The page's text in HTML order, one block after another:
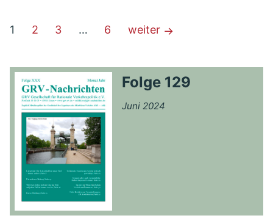
1 2 3 … 6 weiter →
Folge 129
Juni 2024